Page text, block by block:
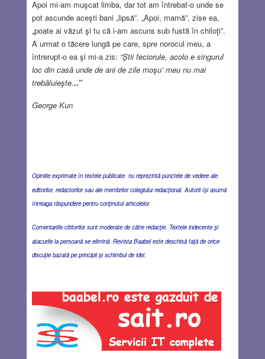
Apoi mi-am muşcat limba, dar tot am întrebat-o unde se
pot ascunde aceşti bani „lipsă”. „Apoi, mamă”, zise ea,
„poate ai văzut şi tu că i-am ascuns sub fustă în chiloţi”.
A urmat o tăcere lungă pe care, spre norocul meu, a
întrerupt-o ea şi mi-a zis: “Ştii feciorule, acolo e singurul
loc din casă unde de ani de zile moşu’ meu nu mai
trebăluieşte...”
George Kun
Opiniile exprimate în textele publicate nu reprezintă punctele de vedere ale
editorilor, redactorilor sau ale membrilor colegiului redacţional. Autorii îşi asumă
întreaga răspundere pentru conţinutul articolelor.
Comentariile cititorilor sunt moderate de către redacţie. Textele indecente şi
atacurile la persoană se elimină. Revista Baabel este deschisă faţă de orice
discuţie bazată pe principii şi schimbul de idei.